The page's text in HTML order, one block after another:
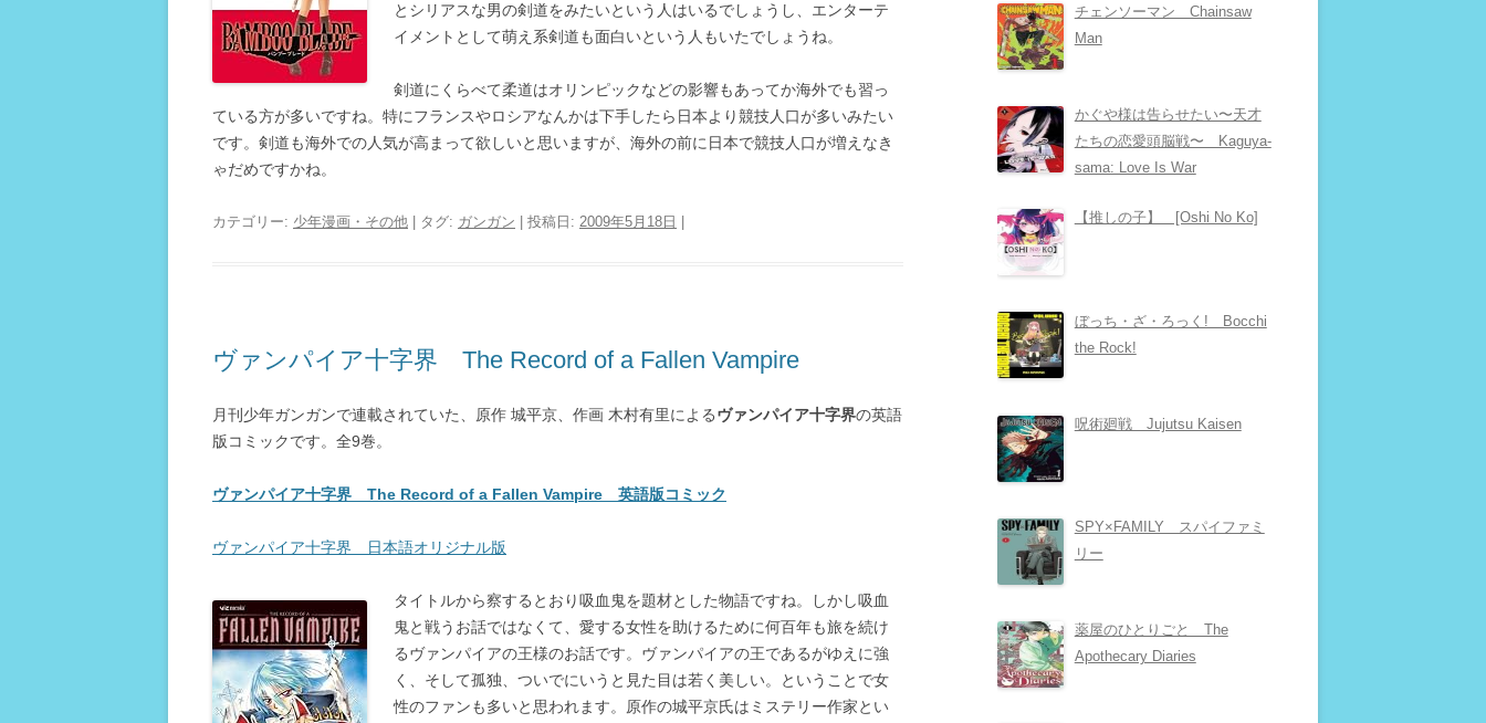
とシリアスな男の剣道をみたいという人はいるでしょうし、エンターテ
イメントとして萌え系剣道も面白いという人もいたでしょうね。
剣道にくらべて柔道はオリンピックなどの影響もあってか海外でも習っ
ている方が多いですね。特にフランスやロシアなんかは下手したら日本より競技人口が多いみたい
です。剣道も海外での人気が高まって欲しいと思いますが、海外の前に日本で競技人口が増えなき
ゃだめですかね。
カテゴリー: 少年漫画・その他 | タグ: ガンガン | 投稿日: 2009年5月18日
ヴァンパイア十字界 The Record of a Fallen Vampire
月刊少年ガンガンで連載されていた、原作 城平京、作画 木村有里によるヴァンパイア十字界の英語
版コミックです。全9巻。
ヴァンパイア十字界 The Record of a Fallen Vampire 英語版コミック
ヴァンパイア十字界 日本語オリジナル版
タイトルから察するとおり吸血鬼を題材とした物語ですね。しかし吸血
鬼と戦うお話ではなくて、愛する女性を助けるために何百年も旅を続け
るヴァンパイアの王様のお話です。ヴァンパイアの王であるがゆえに強
く、そして孤独、ついでにいうと見た目は若く美しい。ということで女
性のファンも多いと思われます。原作の城平京氏はミステリー作家とい
チェンソーマン Chainsaw
Man
かぐや様は告らせたい〜天才
たちの恋愛頭脳戦〜 Kaguya-
sama: Love Is War
【推しの子】 [Oshi No Ko]
ぼっち・ざ・ろっく! Bocchi
the Rock!
呪術廻戦 Jujutsu Kaisen
SPY×FAMILY スパイファミ
リー
薬屋のひとりごと The
Apothecary Diaries